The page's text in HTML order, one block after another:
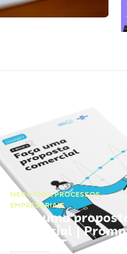
NEGÓCIOS,PROCESSOS
EMPRESARIAIS
Faça uma proposta
comercial |
ChatGPT